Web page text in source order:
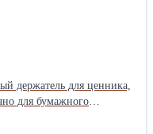
держатель для ценника,
для бумажного
серии Деревяшкино.